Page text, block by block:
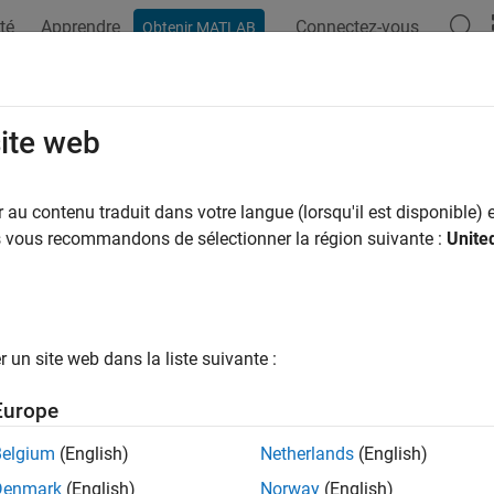
Apprendre Obtenir MATLAB Connectez-vous
et implémenter des applications d’électrification utilisant du
et implémentez des applications d’électrification pour
the state of charge (SOC) of a battery using a deep learning
web
au contenu traduit dans votre langue (lorsqu'il est disponible)
vous recommandons de sélectionner la région suivante :
un site web dans la liste suivante :
(English)
(English)
Netherlands (English)
Norway (English)